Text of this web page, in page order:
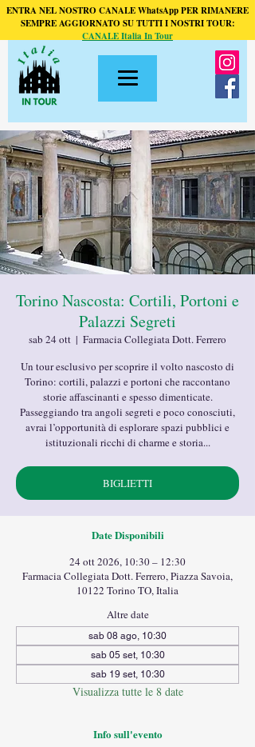
ENTRA NEL NOSTRO CANALE WhatsApp PER RIMANERE
SEMPRE AGGIORNATO SU TUTTI I NOSTRI TOUR:
CANALE Italia In Tour
Torino Nascosta: Cortili, Portoni e
Palazzi Segreti
sab 24 ott
  |
Farmacia Collegiata Dott. Ferrero
Un tour esclusivo per scoprire il volto nascosto di
Torino: cortili, palazzi e portoni che raccontano
storie affascinanti e spesso dimenticate.
Passeggiando tra angoli segreti e poco conosciuti,
avrai l’opportunità di esplorare spazi pubblici e
istituzionali ricchi di charme e storia...
BIGLIETTI
Date Disponibili
24 ott 2026, 10:30 – 12:30
Farmacia Collegiata Dott. Ferrero, Piazza Savoia,
10122 Torino TO, Italia
Altre date
sab 08 ago, 10:30
sab 05 set, 10:30
sab 19 set, 10:30
Visualizza tutte le 8 date
Info sull'evento